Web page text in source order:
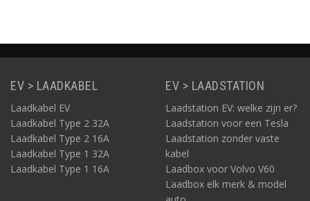
EV > LAADKABEL
Laadkabel EV
Laadkabel Type 2 32A
Laadkabel Type 2 16A
Laadkabel Type 1 32A
Laadkabel Type 1 16A
EV > LAADSTATION
Laadstation EV: welke zijn er?
Laadstation voor een Tesla
Laadstation zonder vaste
kabel
Laadbox voor Volvo V60
Laadbox elk merk & model